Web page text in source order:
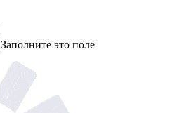
Заполните это поле